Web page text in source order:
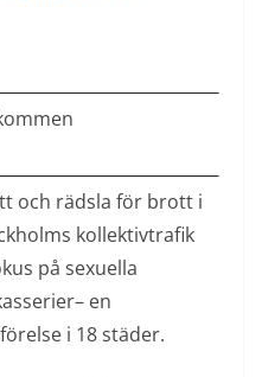
och rädsla för brott i
kollektivtrafik
på sexuella
en
i 18 städer.